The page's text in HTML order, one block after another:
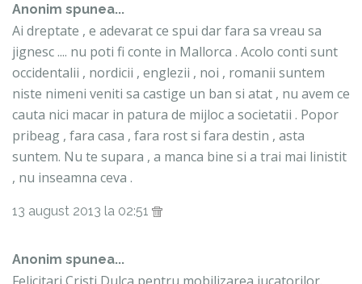
Anonim spunea...
Ai dreptate , e adevarat ce spui dar fara sa vreau sa
jignesc .... nu poti fi conte in Mallorca . Acolo conti sunt
occidentalii , nordicii , englezii , noi , romanii suntem
niste nimeni veniti sa castige un ban si atat , nu avem ce
cauta nici macar in patura de mijloc a societatii . Popor
pribeag , fara casa , fara rost si fara destin , asta
suntem. Nu te supara , a manca bine si a trai mai linistit
, nu inseamna ceva .
13 august 2013 la 02:51
Anonim spunea...